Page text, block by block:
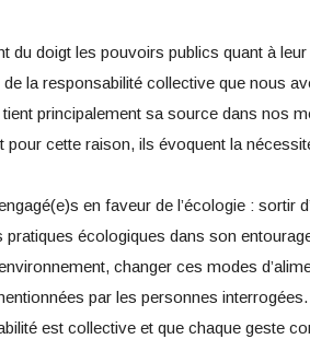
du doigt les pouvoirs publics quant à
la responsabilité collective que nous
principalement sa source dans nos
cette raison, ils évoquent la
en faveur de l’écologie : sortir
écologiques dans son
changer ces modes
par les personnes interrogées.
est collective et que chaque geste